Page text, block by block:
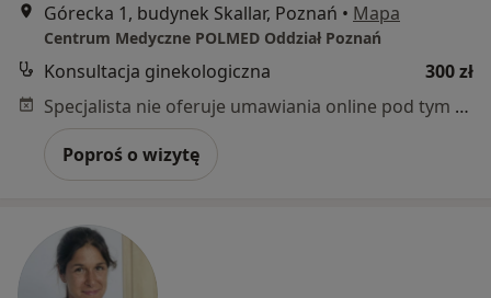
Górecka 1, budynek Skallar, Poznań • Mapa
Centrum Medyczne POLMED Oddział Poznań
Konsultacja ginekologiczna
300 zł
Specjalista nie oferuje umawiania online pod tym adresem.
Poproś o wizytę